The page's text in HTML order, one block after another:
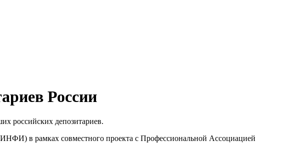
России
российских депозитариев.
в рамках совместного проекта с Профессиональной Ассоциацией